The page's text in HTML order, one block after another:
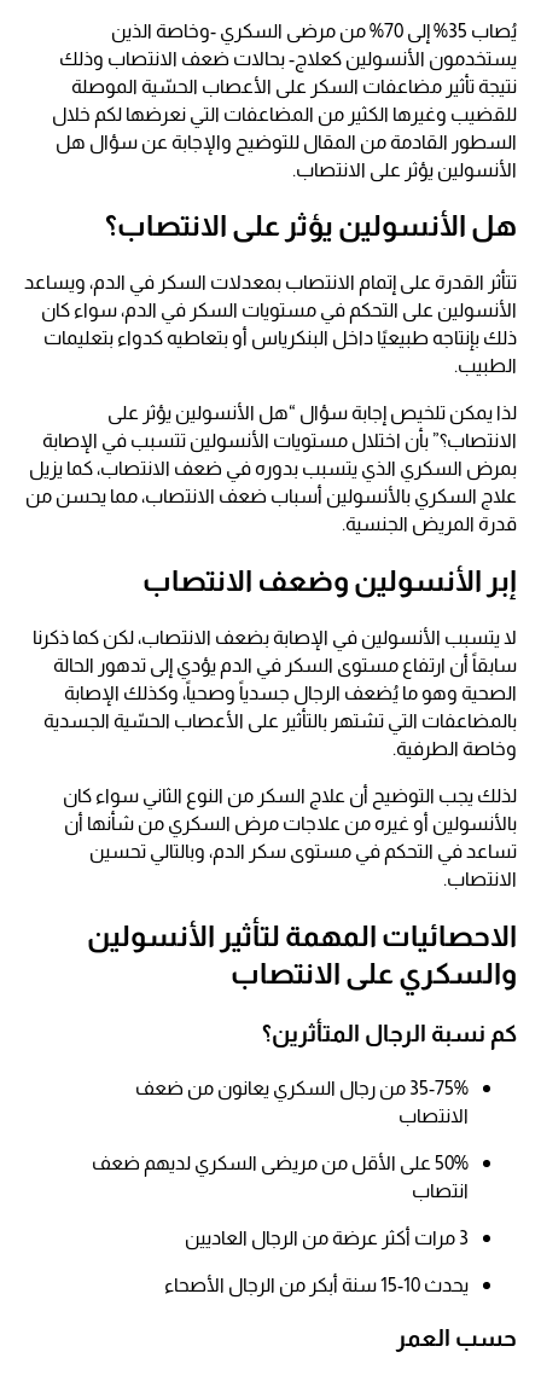
يُصاب 35% إلى 70% من مرضى السكري -وخاصة الذين
يستخدمون الأنسولين كعلاج- بحالات ضعف الانتصاب وذلك
نتيجة تأثير مضاعفات السكر على الأعصاب الحسّية الموصلة
للقضيب وغيرها الكثير من المضاعفات التي نعرضها لكم خلال
السطور القادمة من المقال للتوضيح والإجابة عن سؤال هل
الأنسولين يؤثر على الانتصاب.
هل الأنسولين يؤثر على الانتصاب؟
تتأثر القدرة على إتمام الانتصاب بمعدلات السكر في الدم، ويساعد
الأنسولين على التحكم في مستويات السكر في الدم، سواء كان
ذلك بإنتاجه طبيعيًا داخل البنكرياس أو بتعاطيه كدواء بتعليمات
الطبيب.
لذا يمكن تلخيص إجابة سؤال “هل الأنسولين يؤثر على
الانتصاب؟” بأن اختلال مستويات الأنسولين تتسبب في الإصابة
بمرض السكري الذي يتسبب بدوره في ضعف الانتصاب، كما يزيل
علاج السكري بالأنسولين أسباب ضعف الانتصاب، مما يحسن من
قدرة المريض الجنسية.
إبر الأنسولين وضعف الانتصاب
لا يتسبب الأنسولين في الإصابة بضعف الانتصاب، لكن كما ذكرنا
سابقاً أن ارتفاع مستوى السكر في الدم يؤدي إلى تدهور الحالة
الصحية وهو ما يُضعف الرجال جسدياً وصحياً، وكذلك الإصابة
بالمضاعفات التي تشتهر بالتأثير على الأعصاب الحسّية الجسدية
وخاصة الطرفية.
لذلك يجب التوضيح أن علاج السكر من النوع الثاني سواء كان
بالأنسولين أو غيره من علاجات مرض السكري من شأنها أن
تساعد في التحكم في مستوى سكر الدم، وبالتالي تحسين
الانتصاب.
الاحصائيات المهمة لتأثير الأنسولين
والسكري على الانتصاب
كم نسبة الرجال المتأثرين؟
35-75% من رجال السكري يعانون من ضعف
الانتصاب​
50% على الأقل من مريضى السكري لديهم ضعف
انتصاب​
3 مرات أكثر عرضة من الرجال العاديين​
يحدث 10-15 سنة أبكر من الرجال الأصحاء​
حسب العمر